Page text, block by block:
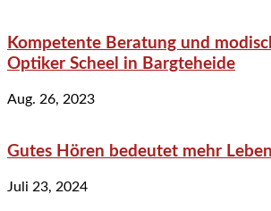
Kompetente Beratung und
Optiker Scheel in Bargteheide
Aug. 26, 2023
Gutes Hören bedeutet mehr
Juli 23, 2024